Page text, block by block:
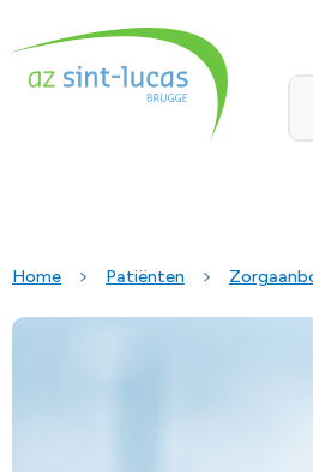
Home Patiënten